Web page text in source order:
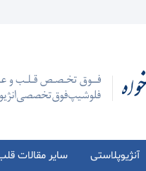
آنژیوپلاستی سایر مقالات